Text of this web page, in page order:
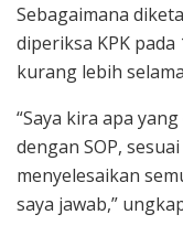
Sebagaimana
diperiksa KPK pada
kurang lebih
“Saya kira apa
dengan SOP,
menyelesaikan
saya jawab,”